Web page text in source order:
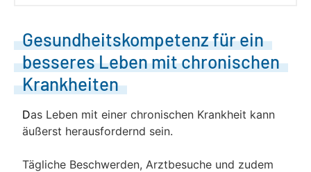
Gesundheitskompetenz für ein
besseres Leben mit chronischen
Krankheiten
Das Leben mit einer chronischen Krankheit kann
äußerst herausfordernd sein.
Tägliche Beschwerden, Arztbesuche und zudem